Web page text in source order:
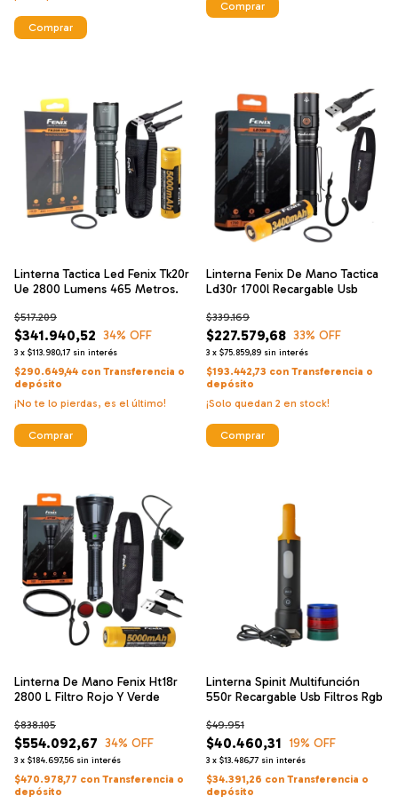
Comprar
Comprar
Linterna Tactica Led Fenix Tk20r
Ue 2800 Lumens 465 Metros.
$341.940,52
$517.209
34% OFF
3 x $113.980,17 sin interés
$290.649,44 con Transferencia o
depósito
¡No te lo pierdas, es el último!
Comprar
Linterna Fenix De Mano Tactica
Ld30r 1700l Recargable Usb
$227.579,68
$339.169
33% OFF
3 x $75.859,89 sin interés
$193.442,73 con Transferencia o
depósito
¡Solo quedan 2 en stock!
Comprar
Linterna De Mano Fenix Ht18r
2800 L Filtro Rojo Y Verde
$554.092,67
$838.105
34% OFF
3 x $184.697,56 sin interés
$470.978,77 con Transferencia o
depósito
Linterna Spinit Multifunción
550r Recargable Usb Filtros Rgb
$40.460,31
$49.951
19% OFF
3 x $13.486,77 sin interés
$34.391,26 con Transferencia o
depósito